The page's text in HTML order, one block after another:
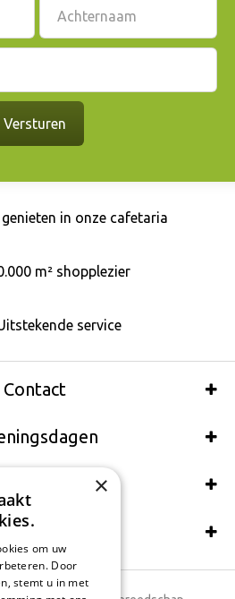
in onze cafetaria
m² shopplezier
service
Contact
ook:
een recensie
×
om uw
Door
stemt u in met